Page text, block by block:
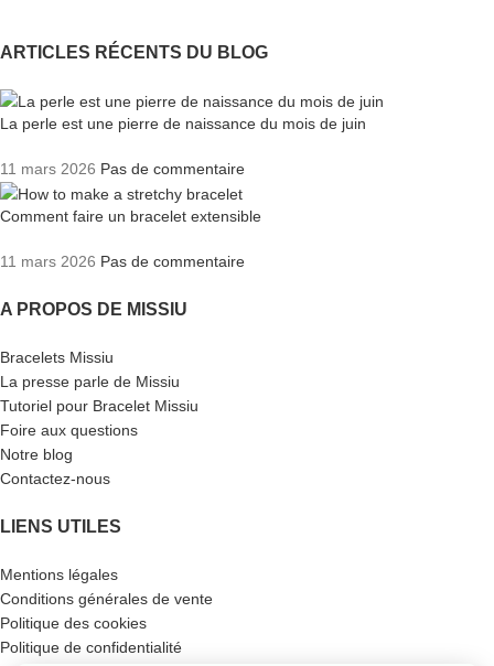
ARTICLES RÉCENTS DU BLOG
La perle est une pierre de naissance du mois de juin
11 mars 2026 Pas de commentaire
Comment faire un bracelet extensible
11 mars 2026 Pas de commentaire
A PROPOS DE MISSIU
Bracelets Missiu
La presse parle de Missiu
Tutoriel pour Bracelet Missiu
Foire aux questions
Notre blog
Contactez-nous
LIENS UTILES
Mentions légales
Conditions générales de vente
Politique des cookies
Politique de confidentialité